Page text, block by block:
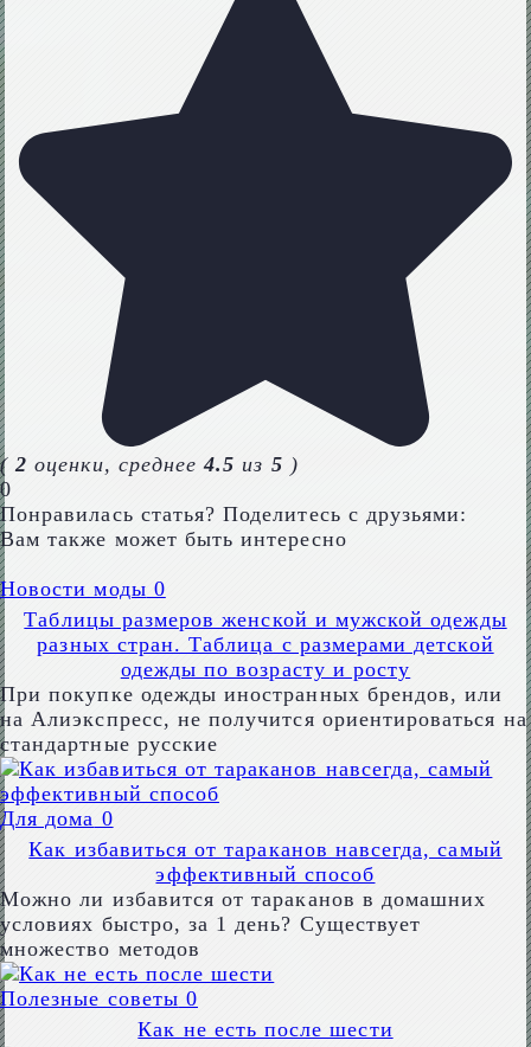
(2 оценки, среднее4.5 из 5 )
0
Понравилась статья? Поделитесь с друзьями:
Вам также может быть интересно
Новости моды 0
Таблицы размеров женской и мужской одежды
разных стран. Таблица с размерами детской
одежды по возрасту и росту
При покупке одежды иностранных брендов, или
на Алиэкспресс, не получится ориентироваться на
стандартные русские
Для дома 0
Как избавиться от тараканов навсегда, самый
эффективный способ
Можно ли избавится от тараканов в домашних
условиях быстро, за 1 день? Существует
множество методов
Полезные советы 0
Как не есть после шести